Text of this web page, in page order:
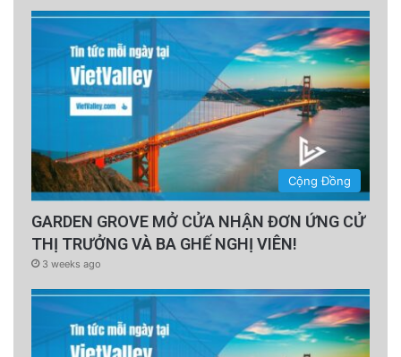
Cộng Đồng
GARDEN GROVE MỞ CỬA NHẬN ĐƠN ỨNG CỬ
THỊ TRƯỞNG VÀ BA GHẾ NGHỊ VIÊN!
3 weeks ago